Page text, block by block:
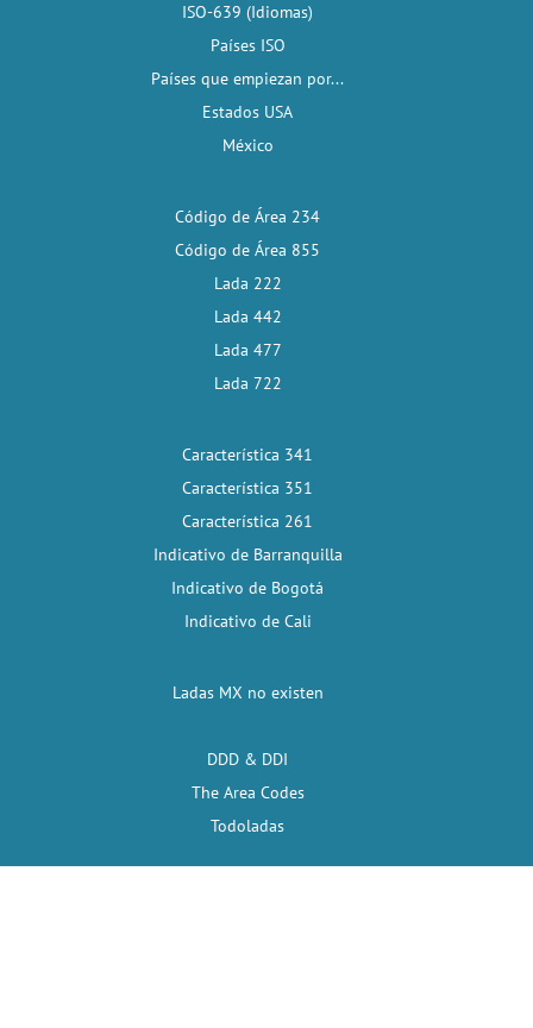
ISO-639 (Idiomas)
Países ISO
Países que empiezan por...
Estados USA
México
Código de Área 234
Código de Área 855
Lada 222
Lada 442
Lada 477
Lada 722
Característica 341
Característica 351
Característica 261
Indicativo de Barranquilla
Indicativo de Bogotá
Indicativo de Cali
Ladas MX no existen
DDD & DDI
The Area Codes
Todoladas